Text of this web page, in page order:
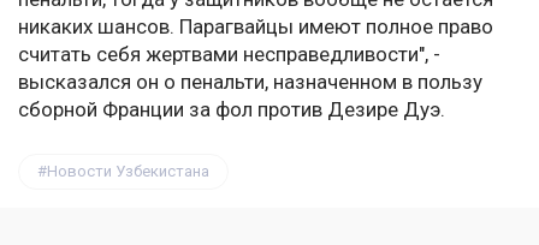
никаких шансов. Парагвайцы имеют полное право
считать себя жертвами несправедливости", -
высказался он о пенальти, назначенном в пользу
сборной Франции за фол против Дезире Дуэ.
Новости Узбекистана